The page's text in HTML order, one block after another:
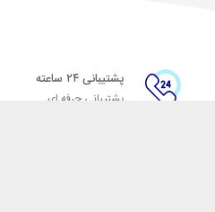
پشتیبانی ۲۴ ساعته
پشتیبانی حرفه ای